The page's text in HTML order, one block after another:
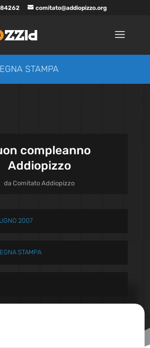
comitato@addiopizzo.org
STAMPA
compleanno
Addiopizzo
daComitato Addiopizzo
2007
STAMPA